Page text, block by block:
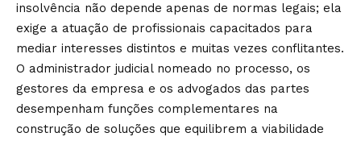
insolvência não depende apenas de normas legais; ela
exige a atuação de profissionais capacitados para
mediar interesses distintos e muitas vezes conflitantes.
O administrador judicial nomeado no processo, os
gestores da empresa e os advogados das partes
desempenham funções complementares na
construção de soluções que equilibrem a viabilidade